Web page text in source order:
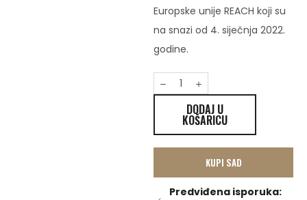
Europske unije REACH koji su
na snazi ​​od 4. siječnja 2022.
godine.
DODAJ U
KOŠARICU
KUPI SAD
Predviđena isporuka: